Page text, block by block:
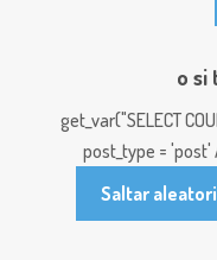
o si
get_var("SELECT
post_type = 'post'
Saltar